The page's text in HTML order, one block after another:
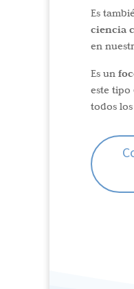
Es
ciencia
en
Es un
este tipo
todos